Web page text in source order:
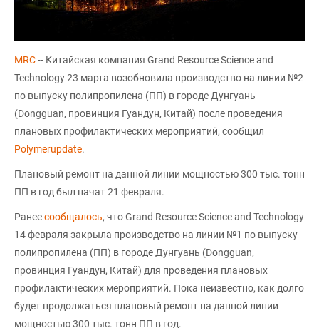
MRC-- Китайская компания Grand Resource Science and
Technology 23 марта возобновила производство на линии №2
по выпуску полипропилена (ПП) в городе Дунгуань
(Dongguan, провинция Гуандун, Китай) после проведения
плановых профилактических мероприятий, сообщил
Polymerupdate.
Плановый ремонт на данной линии мощностью 300 тыс. тонн
ПП в год был начат 21 февраля.
Ранеесообщалось, что Grand Resource Science and Technology
14 февраля закрыла производство на линии №1 по выпуску
полипропилена (ПП) в городе Дунгуань (Dongguan,
провинция Гуандун, Китай) для проведения плановых
профилактических мероприятий. Пока неизвестно, как долго
будет продолжаться плановый ремонт на данной линии
мощностью 300 тыс. тонн ПП в год.